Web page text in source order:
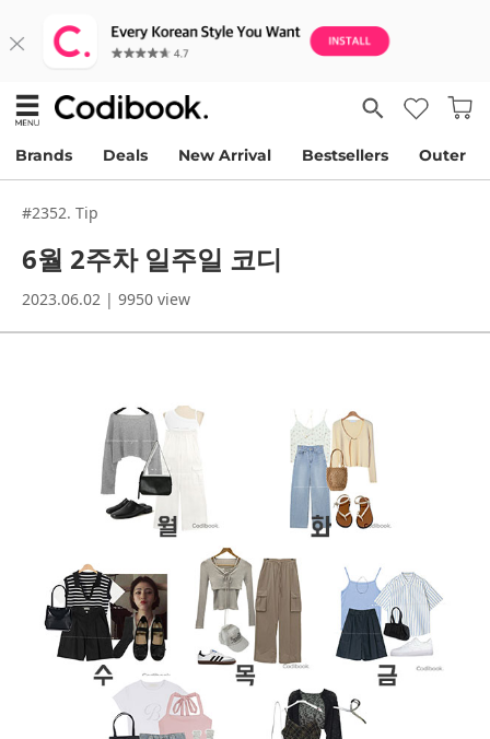
Brands Deals New Arrival Bestsellers Outer
#2352. Tip
6월 2주차 일주일 코디
2023.06.02 | 9950 view